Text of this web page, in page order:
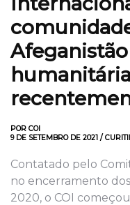
POR COI
9 DE SETEMBRO DE 2021 /
Contatado pelo
no encerramento
2020, o COI